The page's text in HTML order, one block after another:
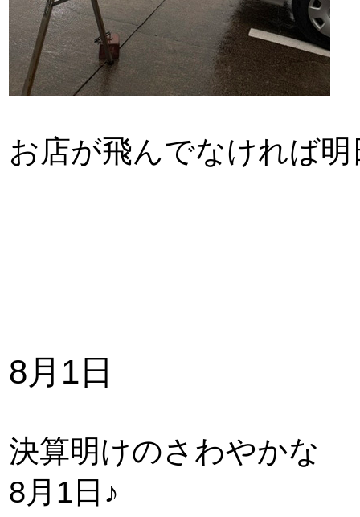
お店が飛んでなければ
8月1日
決算明けのさわやかな
8月1日♪